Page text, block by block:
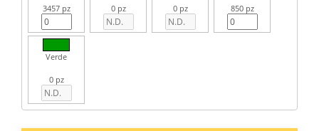
3457 pz 0 pz 0 pz 850 pz
Verde
0 pz